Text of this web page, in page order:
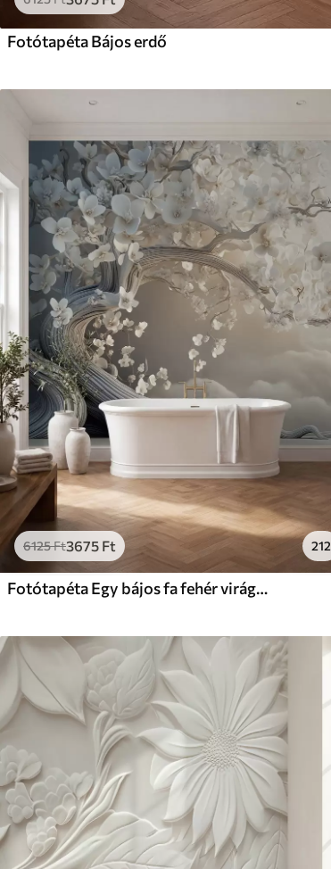
Fotótapéta Bájos erdő
6125Ft3675 Ft 212
Fotótapéta Egy bájos fa fehér virágokkal a felhők hátterében, érdekes stílusban, finom meleg színekben